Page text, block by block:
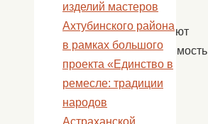
они
отстаивают
независимость
Родины
во
изделий мастеров
Ахтубинского района
в рамках большого
проекта «Единство в
ремесле: традиции
народов
Астраханской